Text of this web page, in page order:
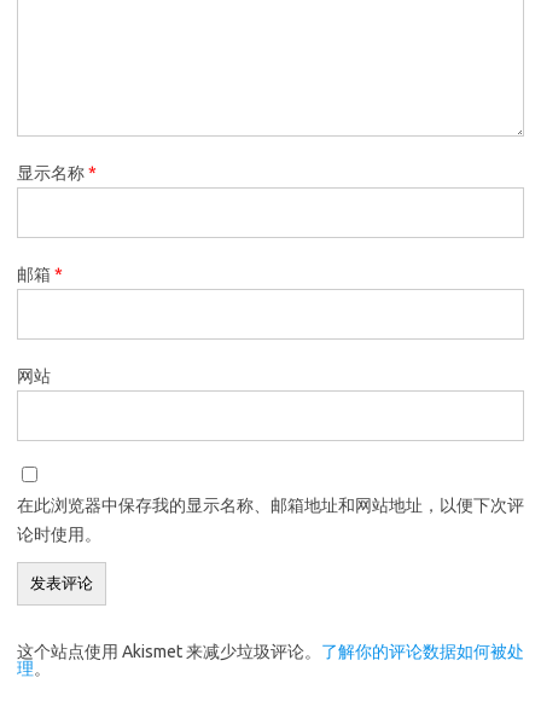
显示名称*
邮箱*
网站
在此浏览器中保存我的显示名称、邮箱地址和网站地址，以便下次评
论时使用。
这个站点使用 Akismet 来减少垃圾评论。 了解你的评论数据如何被处
理。